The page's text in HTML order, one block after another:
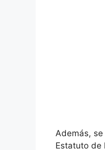
Además,
Estatuto de